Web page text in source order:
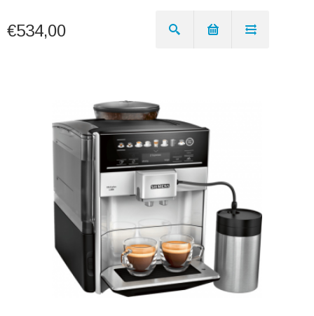
€534,00